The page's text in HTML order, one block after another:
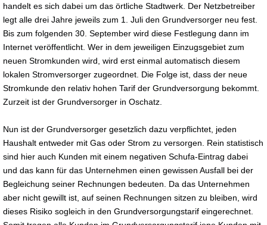
handelt es sich dabei um das örtliche Stadtwerk. Der Netzbetreiber
legt alle drei Jahre jeweils zum 1. Juli den Grundversorger neu fest.
Bis zum folgenden 30. September wird diese Festlegung dann im
Internet veröffentlicht. Wer in dem jeweiligen Einzugsgebiet zum
neuen Stromkunden wird, wird erst einmal automatisch diesem
lokalen Stromversorger zugeordnet. Die Folge ist, dass der neue
Stromkunde den relativ hohen Tarif der Grundversorgung bekommt.
Zurzeit ist der Grundversorger in Oschatz.
Nun ist der Grundversorger gesetzlich dazu verpflichtet, jeden
Haushalt entweder mit Gas oder Strom zu versorgen. Rein statistisch
sind hier auch Kunden mit einem negativen Schufa-Eintrag dabei
und das kann für das Unternehmen einen gewissen Ausfall bei der
Begleichung seiner Rechnungen bedeuten. Da das Unternehmen
aber nicht gewillt ist, auf seinen Rechnungen sitzen zu bleiben, wird
dieses Risiko sogleich in den Grundversorgungstarif eingerechnet.